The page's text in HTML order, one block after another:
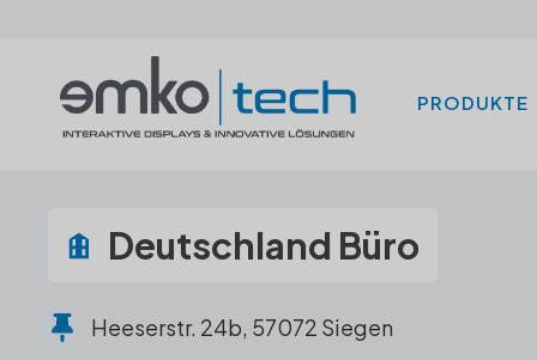
PRODUKTE
Deutschland Büro
Heeserstr. 24b, 57072 Siegen